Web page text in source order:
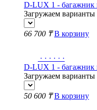
D-LUX 1 - багажник
Загружаем варианты
66 700 ₸ В корзину
· · · · · ·
D-LUX 1 - багажник
Загружаем варианты
50 600 ₸ В корзину